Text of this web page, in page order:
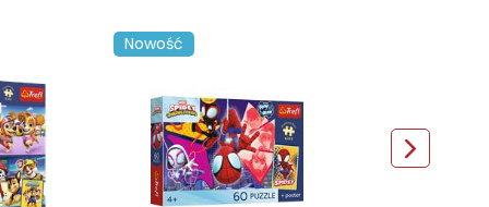
Nowość